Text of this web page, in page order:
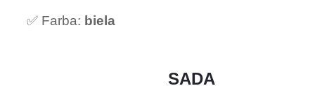
✅ Farba: biela
SADA